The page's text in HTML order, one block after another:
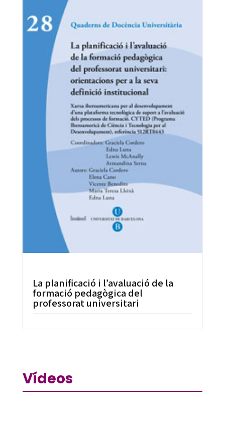
La planificació i l’avaluació de la
formació pedagògica del
professorat universitari
Vídeos